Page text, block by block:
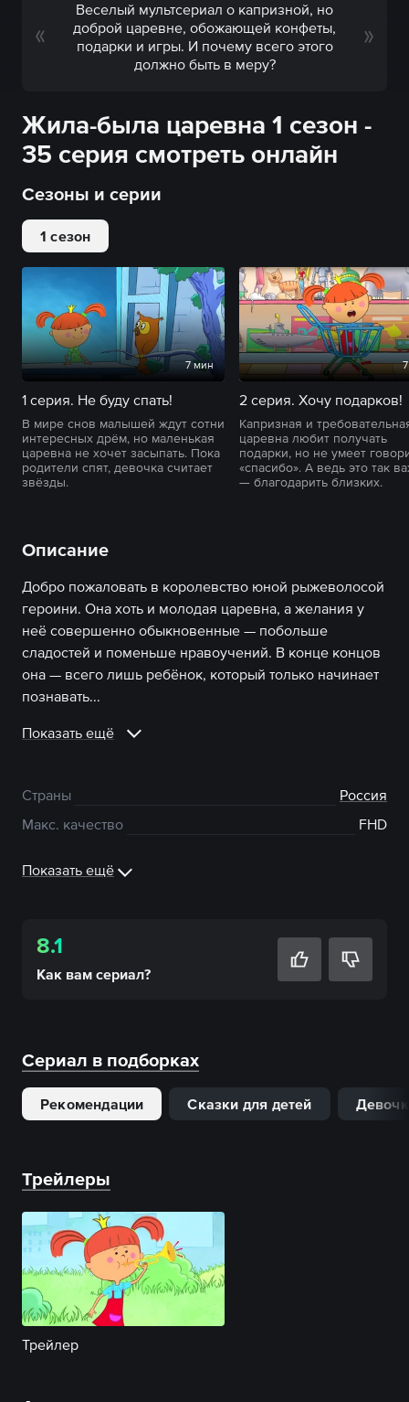
Веселый мультсериал о капризной, но
доброй царевне, обожающей конфеты,
подарки и игры. И почему всего этого
должно быть в меру?
Жила-была царевна 1 сезон -
35 серия смотреть онлайн
Сезоны и серии
1 сезон
7 мин
1 серия. Не буду спать!
В мире снов малышей ждут сотни
интересных дрём, но маленькая
царевна не хочет засыпать. Пока
родители спят, девочка считает
звёзды.
2 серия. Хочу подарков!
Капризная и
царевна любит получать
подарки, но не умеет
«спасибо». А ведь это так
— благодарить близких.
Описание
Добро пожаловать в королевство юной рыжеволосой
героини. Она хоть и молодая царевна, а желания у
неё совершенно обыкновенные — побольше
сладостей и поменьше нравоучений. В конце концов
она — всего лишь ребёнок, который только начинает
познавать...
Показать ещё
Страны
Россия
Макс. качество
FHD
Показать ещё
8.1
Как вам сериал?
Сериал в подборках
Рекомендации Сказки для детей
Трейлеры
Трейлер